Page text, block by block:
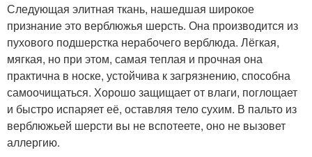
Следующая элитная ткань, нашедшая широкое
признание это верблюжья шерсть. Она производится из
пухового подшерстка нерабочего верблюда. Лёгкая,
мягкая, но при этом, самая теплая и прочная она
практична в носке, устойчива к загрязнению, способна
самоочищаться. Хорошо защищает от влаги, поглощает
и быстро испаряет её, оставляя тело сухим. В пальто из
верблюжьей шерсти вы не вспотеете, оно не вызовет
аллергию.